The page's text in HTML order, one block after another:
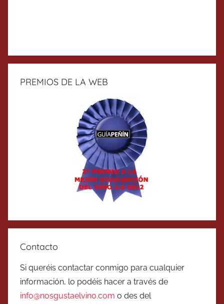
PREMIOS DE LA WEB
Contacto
Si queréis contactar conmigo para cualquier
información, lo podéis hacer a través de
info@nosgustaelvino.com o des del